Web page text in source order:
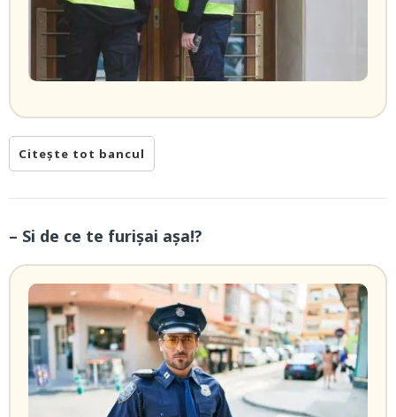
Citește tot bancul
– Si de ce te furișai așa!?